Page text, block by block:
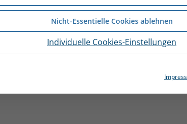
Nicht-Essentielle Cookies ablehnen
Individuelle Cookies-Einstellungen
keine Lust. Es streikt oder inhaliert
Ideen vor, wie Sie Ihr Kind zur
sollte man also nicht auch die
Ablauf: